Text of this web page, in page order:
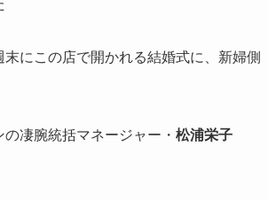
にこの店で開かれる結婚式に、新婦側
凄腕統括マネージャー・ 松浦栄子